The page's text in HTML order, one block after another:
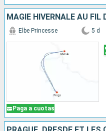
MAGIE HIVERNALE AU FIL
Paga a cuotas
Elbe Princesse 5 d